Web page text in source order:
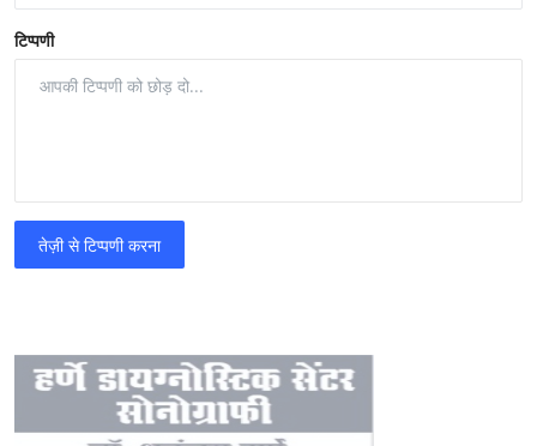
टिप्पणी
तेज़ी से टिप्पणी करना